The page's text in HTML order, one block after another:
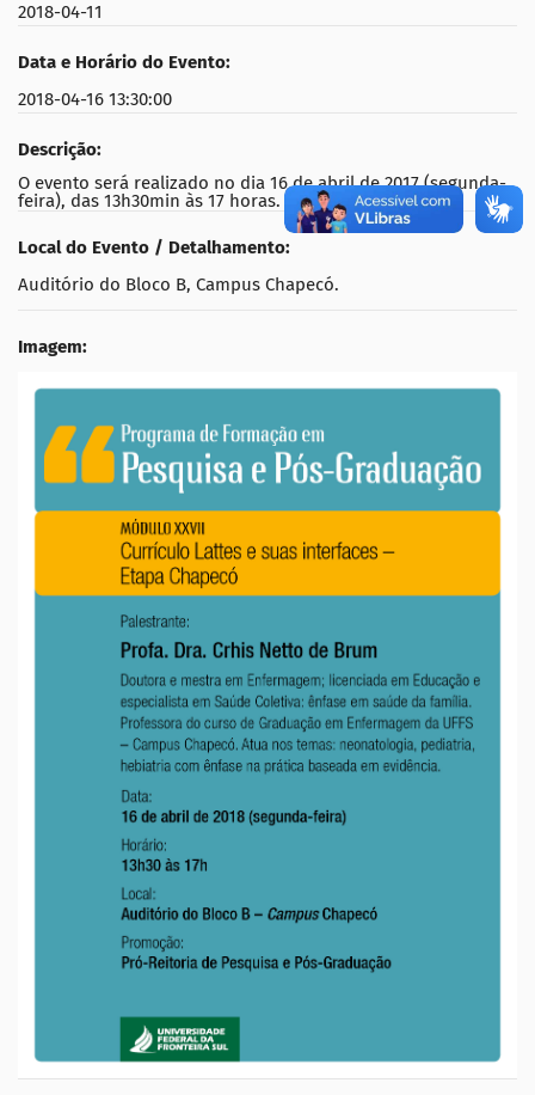
2018-04-11
Data e Horário do Evento:
2018-04-16 13:30:00
Descrição:
O evento será realizado no dia 16 de abril de 2017 (segunda-
feira), das 13h30min às 17 horas.
Local do Evento / Detalhamento:
Auditório do Bloco B, Campus Chapecó.
Imagem: